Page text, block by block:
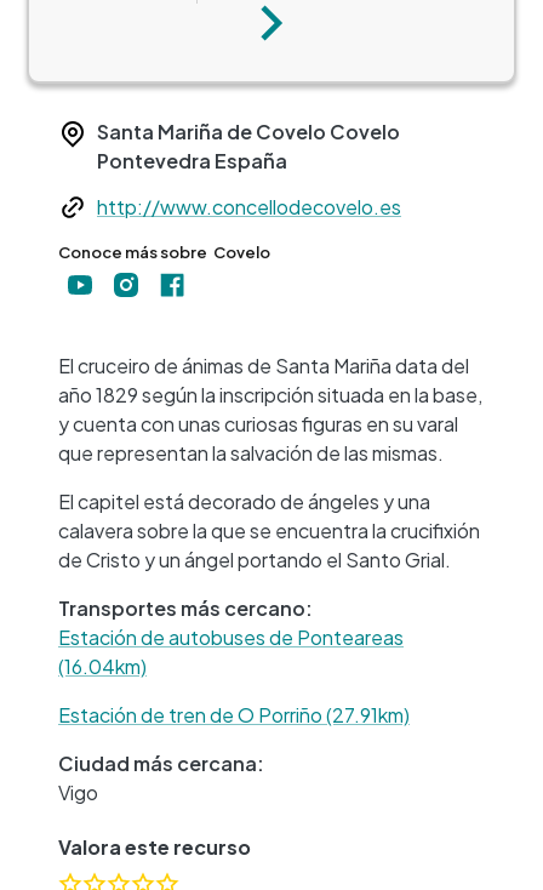
Siguiente
Santa Mariña de Covelo Covelo
Pontevedra España
Webhttp://www.concellodecovelo.es
Conoce más sobre Covelo
El cruceiro de ánimas de Santa Mariña data del
año 1829 según la inscripción situada en la base,
y cuenta con unas curiosas figuras en su varal
que representan la salvación de las mismas.
El capitel está decorado de ángeles y una
calavera sobre la que se encuentra la crucifixión
de Cristo y un ángel portando el Santo Grial.
Transportes más cercano:
Estación de autobuses de Ponteareas
(16.04km)
Estación de tren de O Porriño (27.91km)
Ciudad más cercana:
Vigo
Valora este recurso